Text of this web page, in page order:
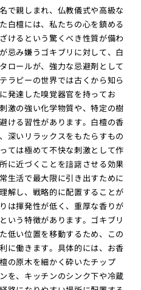
で親しまれ、仏教儀式や高級な
白檀には、私たちの心を鎮める
けるという驚くべき性質が備わ
忌み嫌うゴキブリに対して、白
ロールが、強力な忌避剤として
ラピーの世界では古くから知ら
発達した嗅覚器官を持ってお
激の強い化学物質や、特定の樹
ける習性があります。白檀の香
深いリラックスをもたらすもの
ては極めて不快な刺激として作
に近づくことを躊躇させる効果
生活で最大限に引き出すために
解し、戦略的に配置することが
は揮発性が低く、重厚な香りが
いう特徴があります。ゴキブリ
低い位置を移動するため、この
に働きます。具体的には、お香
の原木を細かく砕いたチップ
を、キッチンのシンク下や冷蔵